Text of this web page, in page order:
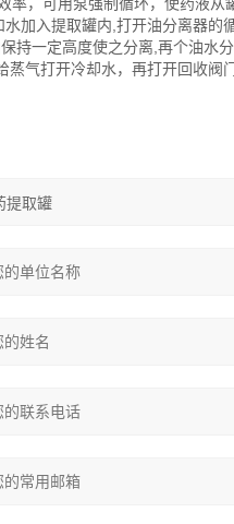
加入提取罐内,打开油分离器
持一定高度使之分离,再个油水
蒸气打开冷却水，再打开回收阀